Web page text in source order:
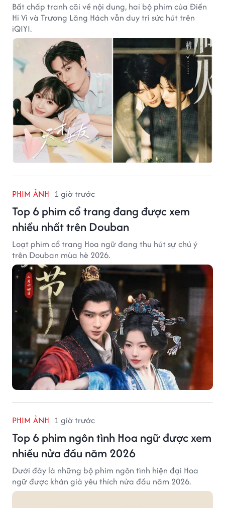
Bất chấp tranh cãi về nội dung, hai bộ phim của Điền
Hi Vi và Trương Lăng Hách vẫn duy trì sức hút trên
iQIYI.
PHIM ẢNH 1 giờ trước
Top 6 phim cổ trang đang được xem
nhiều nhất trên Douban
Loạt phim cổ trang Hoa ngữ đang thu hút sự chú ý
trên Douban mùa hè 2026.
PHIM ẢNH 1 giờ trước
Top 6 phim ngôn tình Hoa ngữ được xem
nhiều nửa đầu năm 2026
Dưới đây là những bộ phim ngôn tình hiện đại Hoa
ngữ được khán giả yêu thích nửa đầu năm 2026.